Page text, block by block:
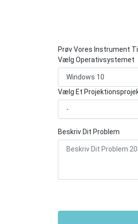
Prøv Vores Instrument
Vælg Operativsystemet
Vælg Et
Beskriv Dit Problem